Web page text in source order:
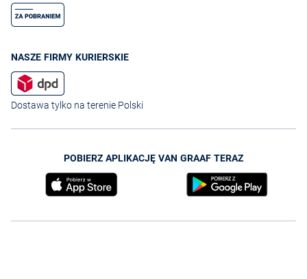
NASZE FIRMY KURIERSKIE
Dostawa tylko na terenie Polski
POBIERZ APLIKACJĘ VAN GRAAF TERAZ